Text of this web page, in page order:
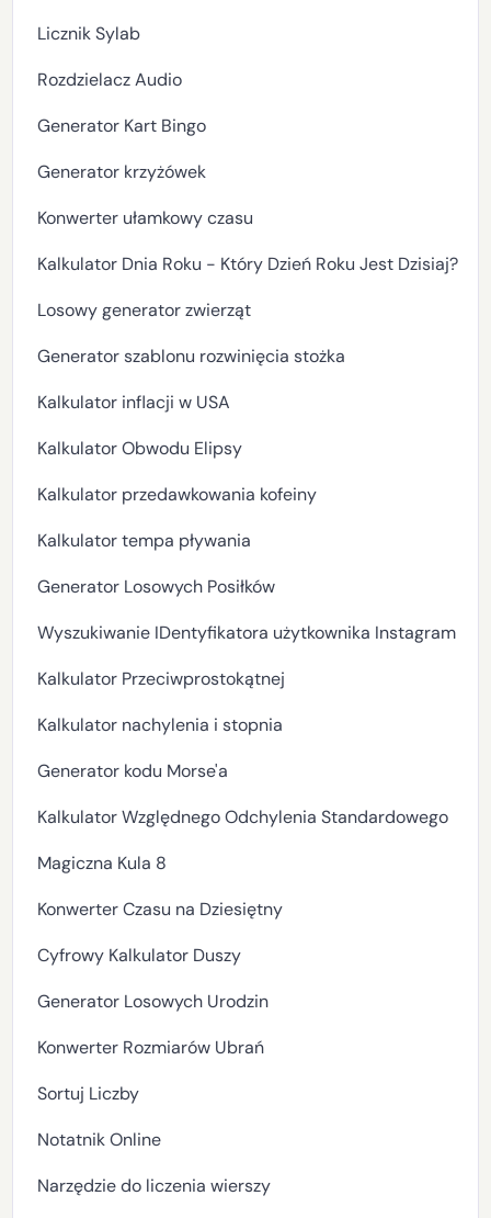
Licznik Sylab
Rozdzielacz Audio
Generator Kart Bingo
Generator krzyżówek
Konwerter ułamkowy czasu
Kalkulator Dnia Roku - Który Dzień Roku Jest Dzisiaj?
Losowy generator zwierząt
Generator szablonu rozwinięcia stożka
Kalkulator inflacji w USA
Kalkulator Obwodu Elipsy
Kalkulator przedawkowania kofeiny
Kalkulator tempa pływania
Generator Losowych Posiłków
Wyszukiwanie IDentyfikatora użytkownika Instagram
Kalkulator Przeciwprostokątnej
Kalkulator nachylenia i stopnia
Generator kodu Morse'a
Kalkulator Względnego Odchylenia Standardowego
Magiczna Kula 8
Konwerter Czasu na Dziesiętny
Cyfrowy Kalkulator Duszy
Generator Losowych Urodzin
Konwerter Rozmiarów Ubrań
Sortuj Liczby
Notatnik Online
Narzędzie do liczenia wierszy